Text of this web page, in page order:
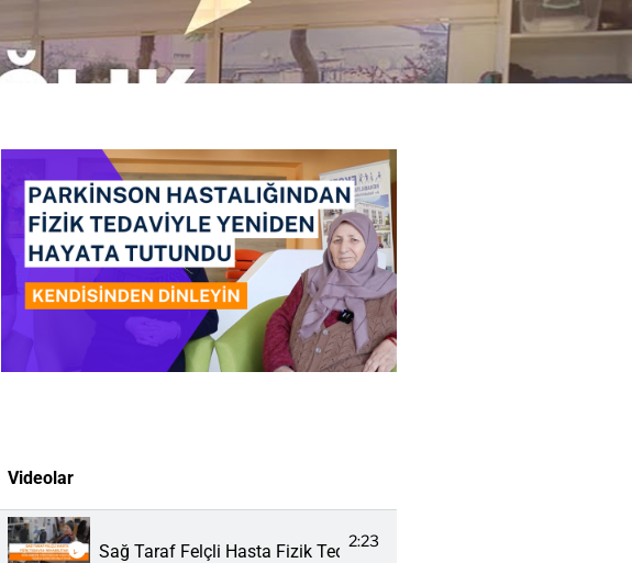
Videolar
Sağ Taraf Felçli Hasta Fizik Tedavi ve Rehabilitasyon Merkezi
2:23